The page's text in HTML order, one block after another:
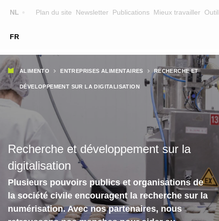
NL
FR
Plan du site Newsletter Publications Mieux travailler
Main
navigation
FORMATION
FORMATEURS
SUR ALIMENTO
CONTACT
Fil
d'Ariane
ALIMENTO ENTREPRISES ALIMENTAIRES RECHERCHE ET
DÉVELOPPEMENT SUR LA DIGITALISATION
Recherche et développement sur la
digitalisation
Plusieurs pouvoirs publics et organisations de
la société civile encouragent la recherche sur la
numérisation. Avec nos partenaires, nous